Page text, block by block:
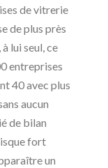
de vitrerie
de plus près
lui seul, ce
entreprises
40 avec plus
aucun
de bilan
fort
un